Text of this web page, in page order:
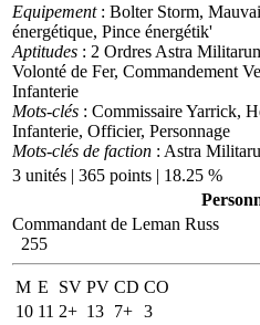
Equipement: Bolter Storm,
énergétique, Pince énergétik'
Aptitudes : 2 Ordres Astra
Volonté de Fer, Commandement
Infanterie
Mots-clés : Commissaire Yarrick,
Infanterie, Officier, Personnage
Mots-clés de faction : Astra
3 unités | 365 points | 18.25 %
Commandant de Leman Russ
255
M E SV PV CD CO
10 11 2+ 13 7+ 3